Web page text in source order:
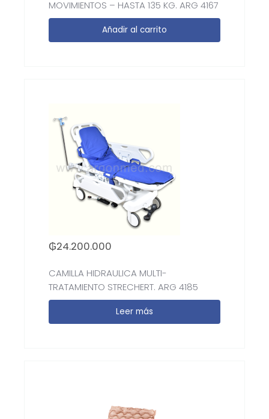
MOVIMIENTOS – HASTA 135 KG. ARG 4167
Añadir al carrito
₲24.200.000
CAMILLA HIDRAULICA MULTI-
TRATAMIENTO STRECHERT. ARG 4185
Leer más